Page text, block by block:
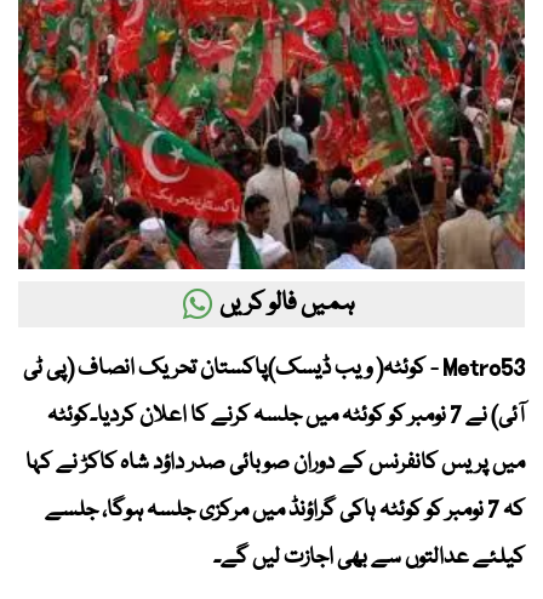
ہمیں فالو کریں
Metro53 - کوئٹہ( ویب ڈیسک)پاکستان تحریک انصاف (پی ٹی
آئی) نے 7 نومبر کو کوئٹہ میں جلسہ کرنے کا اعلان کردیا۔کوئٹہ
میں پریس کانفرنس کے دوران صوبائی صدر داؤد شاہ کاکڑ نے کہا
کہ 7 نومبر کو کوئٹہ ہاکی گراؤنڈ میں مرکزی جلسہ ہوگا، جلسے
کیلئے عدالتوں سے بھی اجازت لیں گے۔